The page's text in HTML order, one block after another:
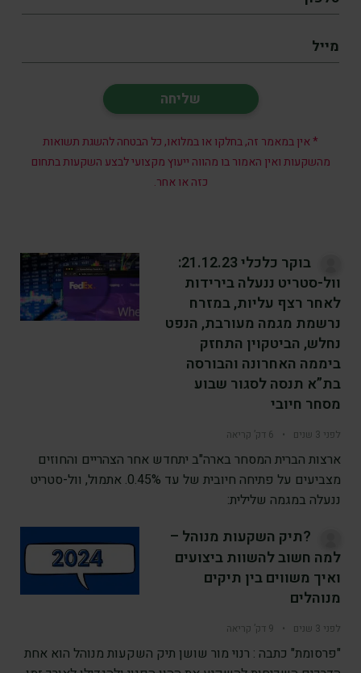
* אין במאמר זה, בחלקו או במלואו, כל הבטחה להשגת תשואות
מהשקעות ואין האמור בו מהווה ייעוץ מקצועי לבצע השקעות בתחום
כזה או אחר.
בוקר כלכלי 21.12.23:
וול-סטריט ננעלה בירידות
לאחר רצף עליות, במזרח
נרשמת מגמה מעורבת, הנפט
נחלש, הביטקוין התחזק
ביממה האחרונה והבורסה
בת”א תנסה לסגור שבוע
מסחר חיובי
לפני 3 שנים • 6 דק’ קריאה
ארצות הברית המסחר בארה"ב יתחדש אחר הצהריים והחוזים
מצביעים על פתיחה חיובית של עד 0.45%. אתמול, וול-סטריט
ננעלה במגמה שלילית:
?תיק השקעות מנוהל –
למה חשוב להשוות ביצועים
ואיך משווים בין תיקים
מנוהלים
לפני 3 שנים • 9 דק’ קריאה
"פרסומת" כתבה : רנוי מור שושן תיק השקעות מנוהל הוא אחת